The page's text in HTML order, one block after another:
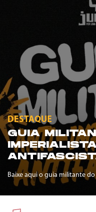
DESTAQUE
GUIA
Baixe aqui o guia militante